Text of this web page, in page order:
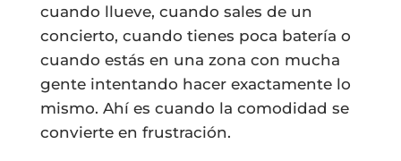
cuando llueve, cuando sales de un
concierto, cuando tienes poca batería o
cuando estás en una zona con mucha
gente intentando hacer exactamente lo
mismo. Ahí es cuando la comodidad se
convierte en frustración.